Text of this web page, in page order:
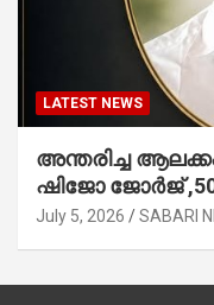
LATEST NEWS
അന്തരിച്ച
ഷിജോ ജോർജ്
July 5, 2026 SABARI